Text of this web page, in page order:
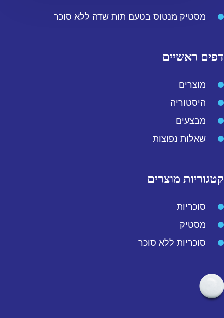
מסטיק מנטוס בטעם תות שדה ללא סוכר
דפים ראשיים
מוצרים
היסטוריה
מבצעים
שאלות נפוצות
קטגוריות מוצרים
סוכריות
מסטיק
סוכריות ללא סוכר